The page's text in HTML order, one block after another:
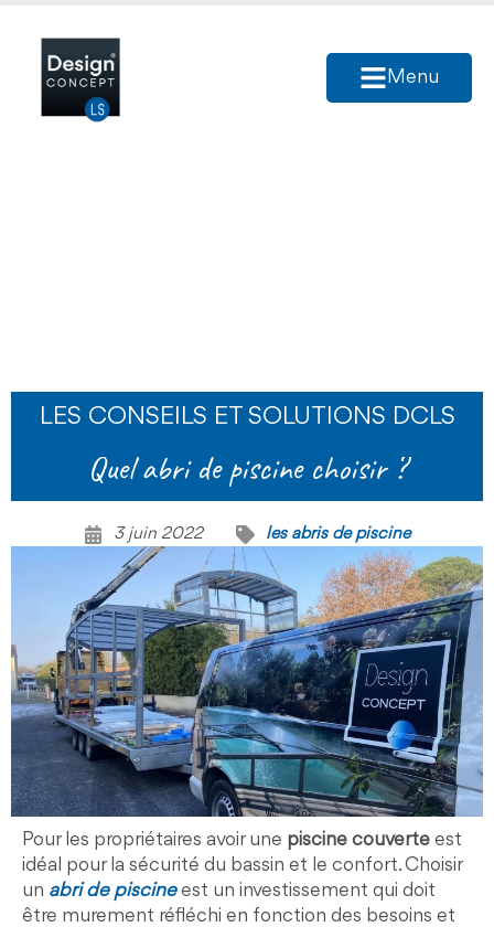
Menu
LES CONSEILS ET SOLUTIONS DCLS
Quel abri de piscine choisir ?
3 juin 2022 les abris de piscine
Pour les propriétaires avoir une piscine couverte est
idéal pour la sécurité du bassin et le confort. Choisir
un abri de piscineest un investissement qui doit
être murement réfléchi en fonction des besoins et